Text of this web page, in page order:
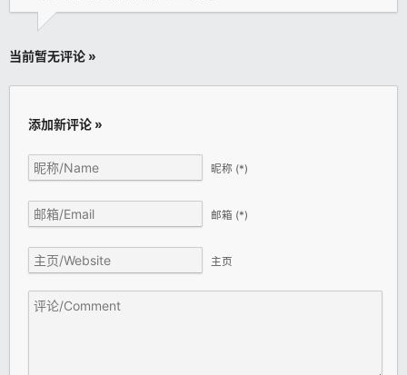
当前暂无评论 »
添加新评论 »
昵称 (*)
邮箱 (*)
主页